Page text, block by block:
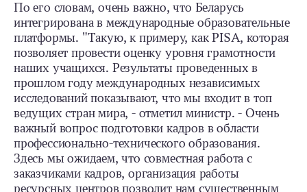
По его словам, очень важно, что Беларусь
интегрирована в международные образовательные
платформы. "Такую, к примеру, как PISA, которая
позволяет провести оценку уровня грамотности
наших учащихся. Результаты проведенных в
прошлом году международных независимых
исследований показывают, что мы входит в топ
ведущих стран мира, - отметил министр. - Очень
важный вопрос подготовки кадров в области
профессионально-технического образования.
Здесь мы ожидаем, что совместная работа с
заказчиками кадров, организация работы
ресурсных центров позволит нам существенным